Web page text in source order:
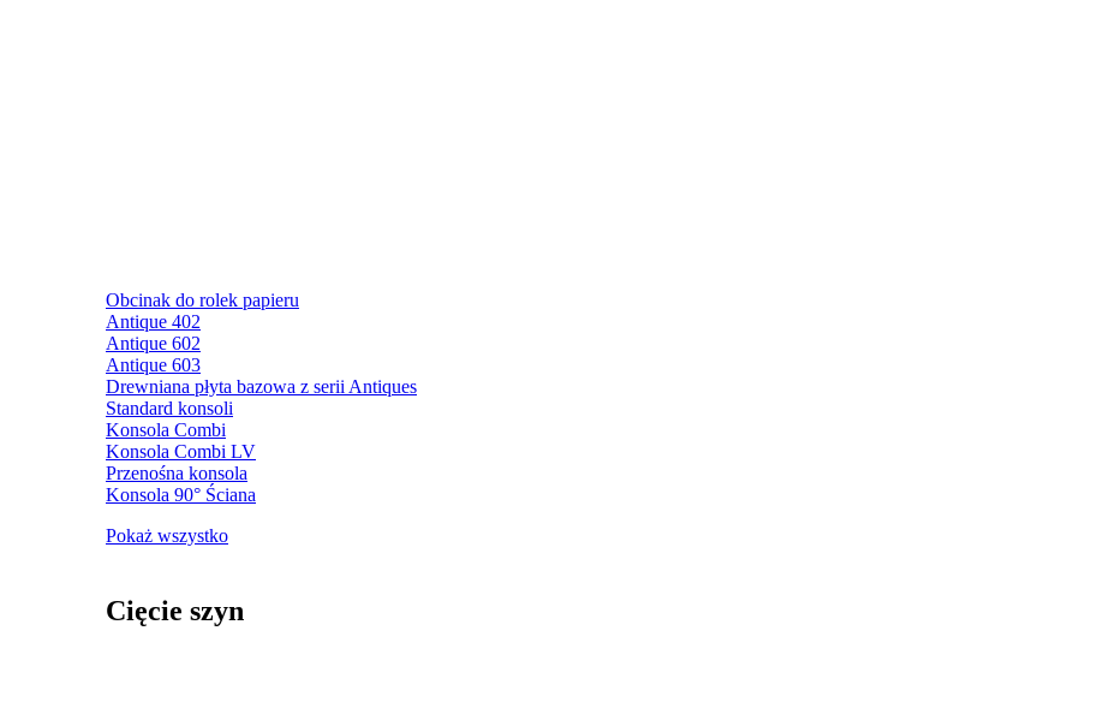
Obcinak do rolek papieru
Antique 402
Antique 602
Antique 603
Drewniana płyta bazowa z serii Antiques
Standard konsoli
Konsola Combi
Konsola Combi LV
Przenośna konsola
Konsola 90° Ściana
Pokaż wszystko
Cięcie szyn